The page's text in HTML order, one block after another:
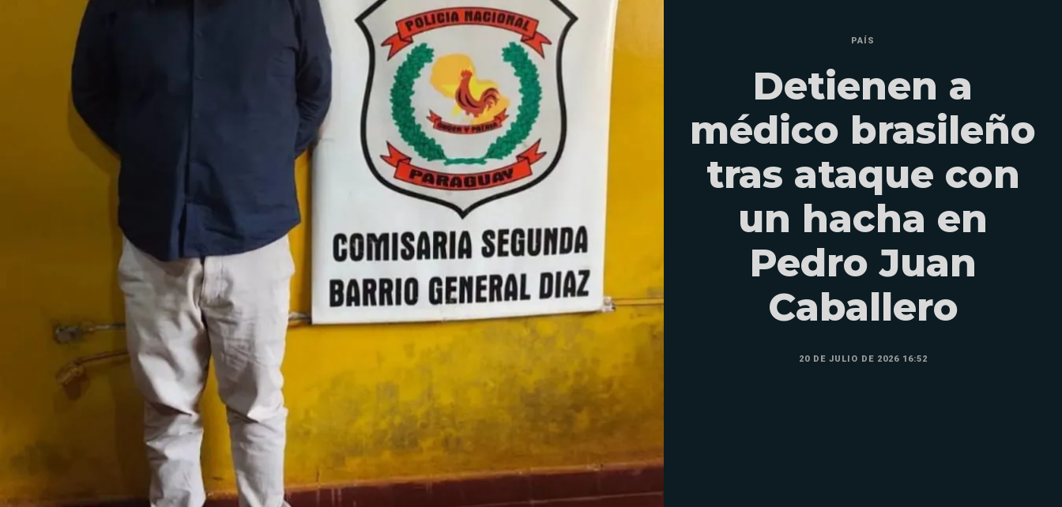
PAÍS
Detienen a
médico brasileño
tras ataque con
un hacha en
Pedro Juan
Caballero
20 DE JULIO DE 2026 16:52